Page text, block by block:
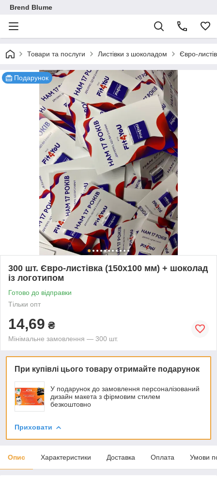
Brend Blume
Товари та послуги Листівки з шоколадом Євро-
Подарунок
300 шт. Євро-листівка (150х100 мм) + шоколад
із логотипом
Готово до відправки
Тільки опт
14,69 ₴
Мінімальне замовлення — 300 шт.
При купівлі цього товару отримайте подарунок
У подарунок до замовлення персоналізований
дизайн макета з фірмовим стилем
безкоштовно
Приховати
Опис Характеристики Доставка Оплата Умови